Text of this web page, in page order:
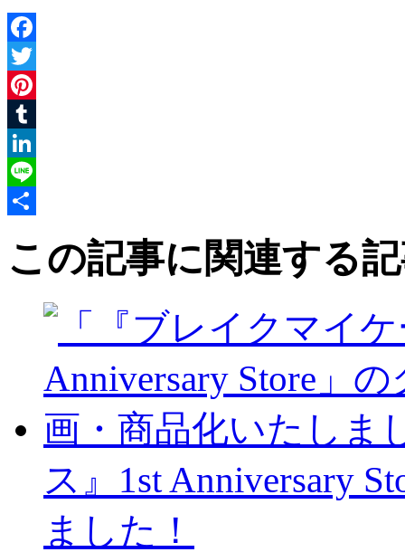
Facebook
Twitter
Pinterest
Tumblr
LinkedIn
Line
この記事に関連する
ス』1st Anniversary
ました！